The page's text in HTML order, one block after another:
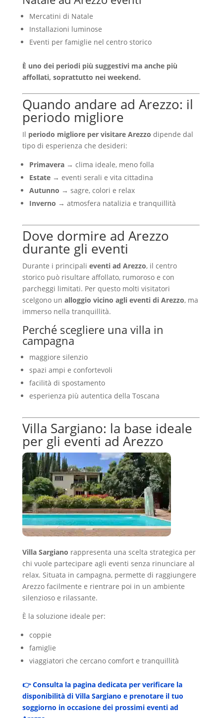
Mercatini di Natale
Installazioni luminose
Eventi per famiglie nel centro storico
È uno dei periodi più suggestivi ma anche più
affollati, soprattutto nei weekend.
Quando andare ad Arezzo: il
periodo migliore
Il periodo migliore per visitare Arezzo dipende dal
tipo di esperienza che desideri:
Primavera→ clima ideale, meno folla
Estate→ eventi serali e vita cittadina
Autunno → sagre, colori e relax
Inverno → atmosfera natalizia e tranquillità
Dove dormire ad Arezzo
durante gli eventi
Durante i principali eventi ad Arezzo, il centro
storico può risultare affollato, rumoroso e con
parcheggi limitati. Per questo molti visitatori
scelgono un alloggio vicino agli eventi di Arezzo, ma
immerso nella tranquillità.
Perché scegliere una villa in
campagna
maggiore silenzio
spazi ampi e confortevoli
facilità di spostamento
esperienza più autentica della Toscana
Villa Sargiano: la base ideale
per gli eventi ad Arezzo
Villa Sargiano rappresenta una scelta strategica per
chi vuole partecipare agli eventi senza rinunciare al
relax. Situata in campagna, permette di raggiungere
Arezzo facilmente e rientrare poi in un ambiente
silenzioso e rilassante.
È la soluzione ideale per:
coppie
famiglie
viaggiatori che cercano comfort e tranquillità
👉Consulta la pagina dedicata per verificare la
disponibilità di Villa Sargiano e prenotare il tuo
soggiorno in occasione dei prossimi eventi ad